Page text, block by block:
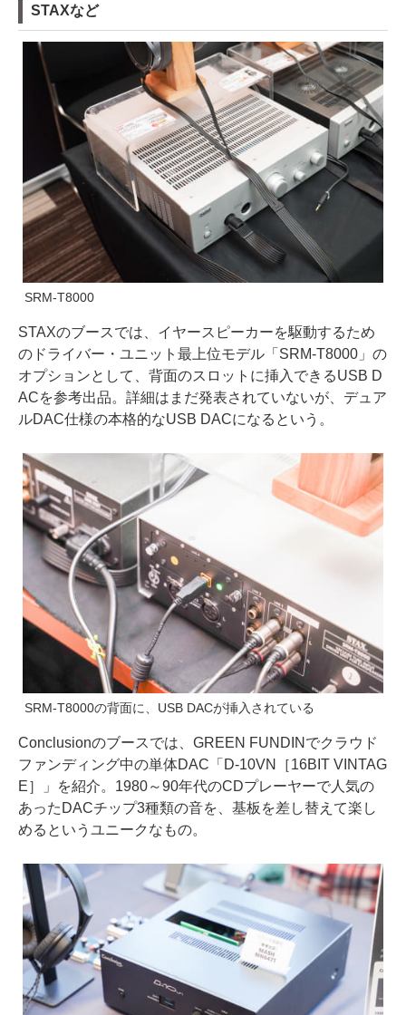
STAXなど
SRM-T8000
STAXのブースでは、イヤースピーカーを駆動するため
のドライバー・ユニット最上位モデル「SRM-T8000」の
オプションとして、背面のスロットに挿入できるUSB D
ACを参考出品。詳細はまだ発表されていないが、デュア
ルDAC仕様の本格的なUSB DACになるという。
SRM-T8000の背面に、USB DACが挿入されている
Conclusionのブースでは、GREEN FUNDINでクラウド
ファンディング中の単体DAC「D-10VN［16BIT VINTAG
E］」を紹介。1980～90年代のCDプレーヤーで人気の
あったDACチップ3種類の音を、基板を差し替えて楽し
めるというユニークなもの。